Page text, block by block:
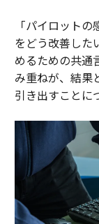
「パイロット
をどう改善した
めるための共通
み重ねが、結果
引き出すことに